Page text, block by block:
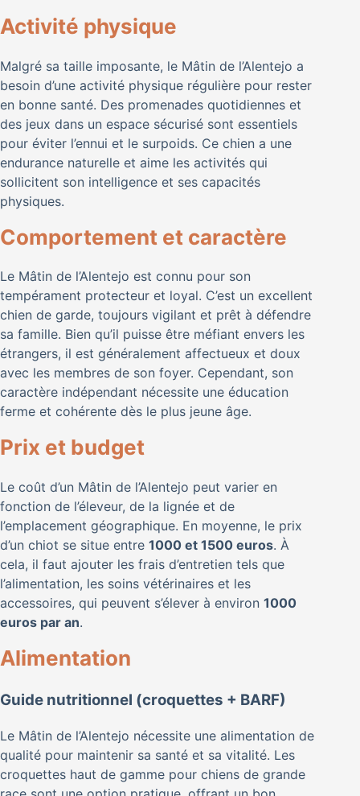
Activité physique
Malgré sa taille imposante, le Mâtin de l’Alentejo a
besoin d’une activité physique régulière pour rester
en bonne santé. Des promenades quotidiennes et
des jeux dans un espace sécurisé sont essentiels
pour éviter l’ennui et le surpoids. Ce chien a une
endurance naturelle et aime les activités qui
sollicitent son intelligence et ses capacités
physiques.
Comportement et caractère
Le Mâtin de l’Alentejo est connu pour son
tempérament protecteur et loyal. C’est un excellent
chien de garde, toujours vigilant et prêt à défendre
sa famille. Bien qu’il puisse être méfiant envers les
étrangers, il est généralement affectueux et doux
avec les membres de son foyer. Cependant, son
caractère indépendant nécessite une éducation
ferme et cohérente dès le plus jeune âge.
Prix et budget
Le coût d’un Mâtin de l’Alentejo peut varier en
fonction de l’éleveur, de la lignée et de
l’emplacement géographique. En moyenne, le prix
d’un chiot se situe entre 1000 et 1500 euros. À
cela, il faut ajouter les frais d’entretien tels que
l’alimentation, les soins vétérinaires et les
accessoires, qui peuvent s’élever à environ 1000
euros par an.
Alimentation
Guide nutritionnel (croquettes + BARF)
Le Mâtin de l’Alentejo nécessite une alimentation de
qualité pour maintenir sa santé et sa vitalité. Les
croquettes haut de gamme pour chiens de grande